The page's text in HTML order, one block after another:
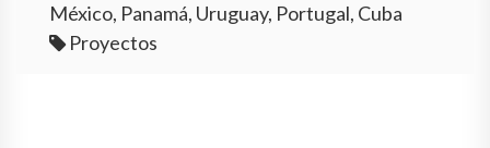
México, Panamá, Uruguay, Portugal, Cuba
Proyectos